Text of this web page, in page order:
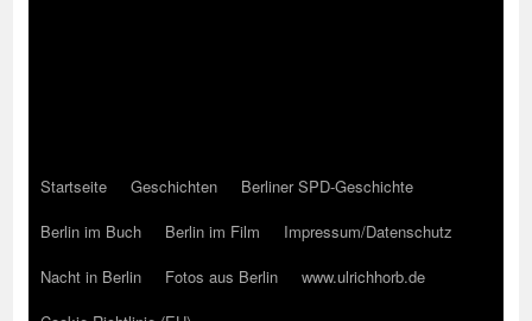
Startseite Geschichten
Berliner SPD-Geschichte
Berlin im Buch
Berlin im Film
Impressum/Datenschutz
Nacht in Berlin
Fotos aus Berlin
www.ulrichhorb.de